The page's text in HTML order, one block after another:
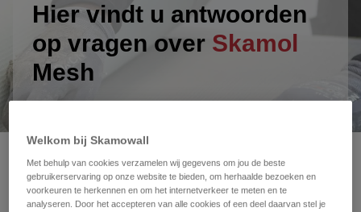
Hier vindt u antwoorden
op vragen over Skamol
Mesh
Wat is Skamol Mesh?
Skamol Meshis een versterkingsgaas dat alleen wordt
Welkom bij Skamowall
Met behulp van cookies verzamelen wij gegevens om jou de beste
gebruikerservaring op onze website te bieden, om herhaalde bezoeken en
voorkeuren te herkennen en om het internetverkeer te meten en te
analyseren. Door het accepteren van alle cookies of een deel daarvan stel je